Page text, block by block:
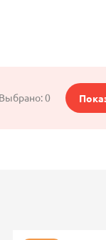
Выбрано:0